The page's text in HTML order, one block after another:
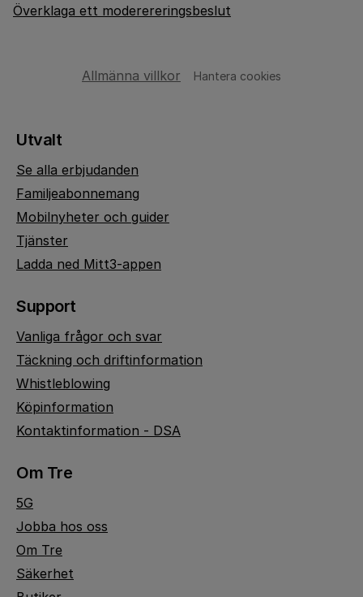
Överklaga ett moderereringsbeslut
Allmänna villkor Hantera cookies
Utvalt
Se alla erbjudanden
Familjeabonnemang
Mobilnyheter och guider
Tjänster
Ladda ned Mitt3-appen
Support
Vanliga frågor och svar
Täckning och driftinformation
Whistleblowing
Köpinformation
Kontaktinformation - DSA
Om Tre
5G
Jobba hos oss
Om Tre
Säkerhet